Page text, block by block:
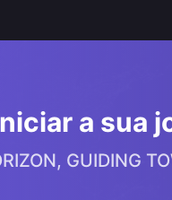
a sua
GUIDING